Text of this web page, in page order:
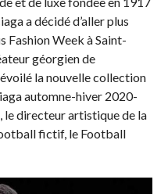
a décidé d’aller plus
Fashion Week à Saint-
géorgien de
la nouvelle collection
automne-hiver 2020-
directeur artistique de la
fictif, le Football